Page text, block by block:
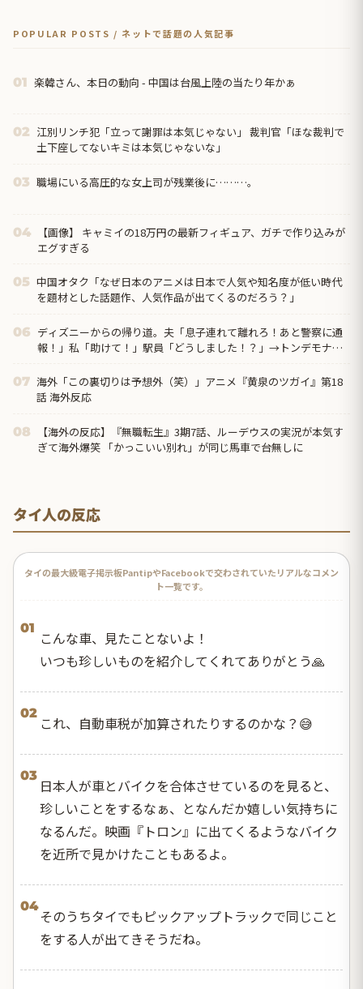
POPULAR POSTS / ネットで話題の人気記事
01 楽韓さん、本日の動向 - 中国は台風上陸の当たり年かぁ
02 江別リンチ犯「立って謝罪は本気じゃない」 裁判官「ほな裁判で
土下座してないキミは本気じゃないな」
03 職場にいる高圧的な女上司が残業後に………。
04
【画像】 キャミイの18万円の最新フィギュア、ガチで作り込みが
エグすぎる
05 中国オタク「なぜ日本のアニメは日本で人気や知名度が低い時代
を題材とした話題作、人気作品が出てくるのだろう？」
06 ディズニーからの帰り道。夫「息子連れて離れろ！あと警察に通
報！」私「助けて！」駅員「どうしました！？」→トンデモナイ
07 海外「この裏切りは予想外（笑）」アニメ『黄泉のツガイ』第18
話 海外反応
08
【海外の反応】『無職転生』3期7話、ルーデウスの実況が本気す
ぎて海外爆笑 「かっこいい別れ」が同じ馬車で台無しに
タイ人の反応
タイの最大級電子掲示板PantipやFacebookで交わされていたリアルなコメン
ト一覧です。
01
こんな車、見たことないよ！
いつも珍しいものを紹介してくれてありがとう🙏
02
これ、自動車税が加算されたりするのかな？😅
03
日本人が車とバイクを合体させているのを見ると、
珍しいことをするなぁ、となんだか嬉しい気持ちに
なるんだ。映画『トロン』に出てくるようなバイク
を近所で見かけたこともあるよ。
04
そのうちタイでもピックアップトラックで同じこと
をする人が出てきそうだね。